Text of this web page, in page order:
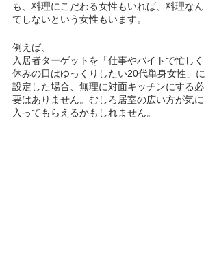
も、料理にこだわる女性もいれば、料理なん
てしないという女性もいます。
例えば、
入居者ターゲットを「仕事やバイトで忙しく
休みの日はゆっくりしたい20代単身女性」に
設定した場合、無理に対面キッチンにする必
要はありません。むしろ居室の広い方が気に
入ってもらえるかもしれません。